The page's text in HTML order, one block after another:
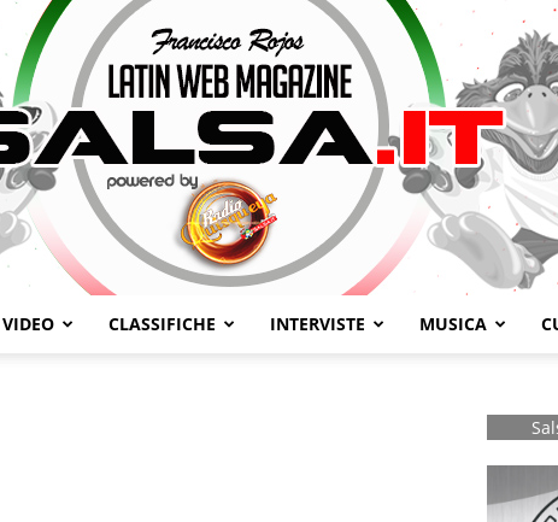
VIDEO CLASSIFICHE INTERVISTE MUSICA